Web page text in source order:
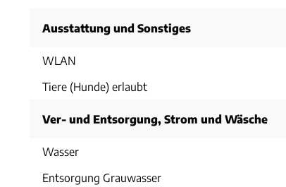
Ausstattung und Sonstiges
WLAN
Tiere (Hunde) erlaubt
Ver- und Entsorgung, Strom und Wäsche
Wasser
Entsorgung Grauwasser